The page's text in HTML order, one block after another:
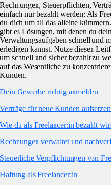
Rechnungen, Steuerpflichten,
einfach nur bezahlt werden: Als
du dich um all das alleine
gibt es Lösungen, mit denen du
Verwaltungsaufgaben schnell und
erledigen kannst. Nutze diesen
um schnell und sicher bezahlt zu
auf das Wesentliche zu
Kunden.
Dein Gewerbe richtig anmelden
Verträge für neue Kunden aufsetzen
Wie du als Freelancer:in bezahlt
Rechnungen verwaltet und
Steuerliche Verpflichtungen von
Haftung als Freelancer:in